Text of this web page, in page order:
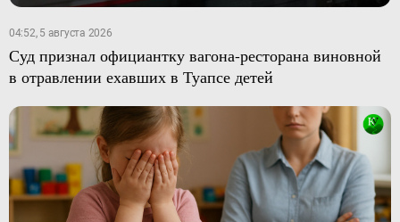
04:52, 5 августа 2026
Суд признал официантку вагона-ресторана виновной
в отравлении ехавших в Туапсе детей